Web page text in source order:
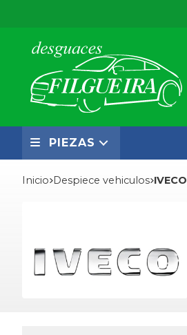
PIEZAS
Inicio despiece vehiculos IVECO